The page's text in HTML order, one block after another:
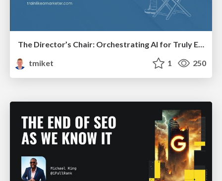
The Director’s Chair: Orchestrating AI for Truly Effective Learning
tmiket
1 250